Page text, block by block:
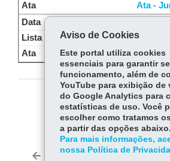
Ata -
-
Ata -
COMPARTILHE:
Fa
ce
bo
Tw
Aviso de Cookies
Este portal utiliza cookies
essenciais para garantir
funcionamento, além de
YouTube para exibição de
do Google Analytics para
estatísticas de uso. Você
escolher como tratamos
a partir das opções abaixo.
Para mais informações,
nossa Política de